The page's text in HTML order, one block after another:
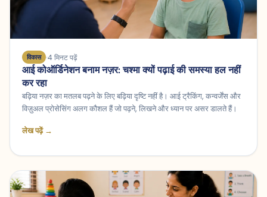
विकास 4 मिनट पढ़ें
आई कोऑर्डिनेशन बनाम नज़र: चश्मा क्यों पढ़ाई की समस्या हल नहीं
कर रहा
बढ़िया नज़र का मतलब पढ़ने के लिए बढ़िया दृष्टि नहीं है। आई ट्रैकिंग, कन्वर्जेंस और
विज़ुअल प्रोसेसिंग अलग कौशल हैं जो पढ़ने, लिखने और ध्यान पर असर डालते हैं।
लेख पढ़ें →